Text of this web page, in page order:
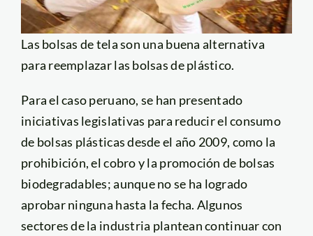
Las bolsas de tela son una buena alternativa
para reemplazar las bolsas de plástico.
Para el caso peruano, se han presentado
iniciativas legislativas para reducir el consumo
de bolsas plásticas desde el año 2009, como la
prohibición, el cobro y la promoción de bolsas
biodegradables; aunque no se ha logrado
aprobar ninguna hasta la fecha. Algunos
sectores de la industria plantean continuar con